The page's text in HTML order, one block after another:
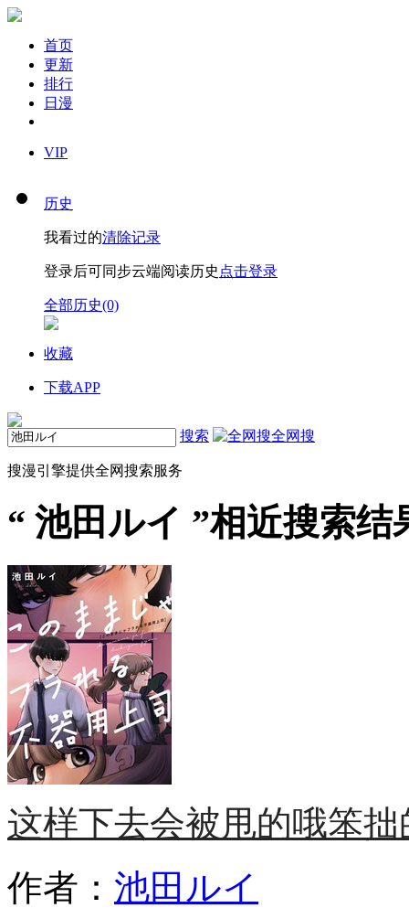
首页
更新
排行
日漫
VIP
历史
我看过的清除记录
登录后可同步云端阅读历史 点击登录
全部历史(0)
收藏
下载APP
搜索 全网搜
搜漫引擎提供全网搜索服务
“ 池田ルイ ”相近搜索结
这样下去会被甩的哦笨拙
作者： 池田ルイ